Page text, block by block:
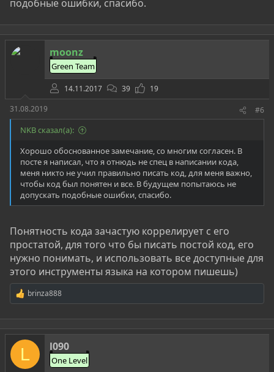
подобные ошибки, спасибо.
moonz
Green Team
14.11.2017 39
19
31.08.2019
#6
NKB сказал(а):
Хорошо обоснованное замечание, со многим согласен. В
посте я написал, что я отнюдь не спец в написании кода,
меня никто не учил правильно писать код, для меня важно,
чтобы код был понятен и все. В будущем попытаюсь не
допускать подобные ошибки, спасибо.
Понятность кода зачастую коррелирует с его
простатой, для того что бы писать постой код, его
нужно понимать, и использовать все доступные для
этого инструменты языка на котором пишешь)
Р
е
а
к
ц
и
:
brinza888
L l090
One Level